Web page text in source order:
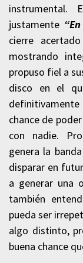
instrumental.
justamente
cierre
mostrando
propuso fiel a
disco en el
chance de
con nadie.
genera la
disparar en
a generar una
también
pueda ser
algo distinto,
buena chance